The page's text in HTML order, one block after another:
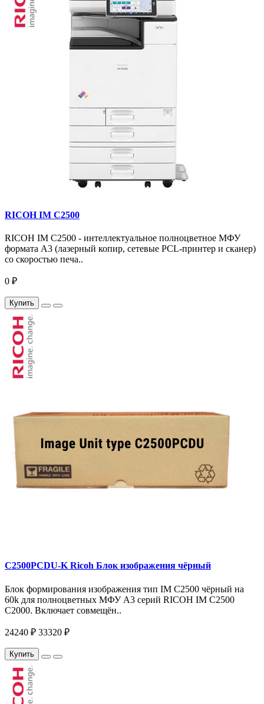
RICOH IM C2500
RICOH IM C2500 - интеллектуальное полноцветное МФУ
формата А3 (лазерный копир, сетевые PCL-принтер и сканер)
со скоростью печа..
0 ₽
Купить
C2500PCDU-K Ricoh Блок изображения чёрный
Блок формирования изображения тип IM C2500 чёрный на
60k для полноцветных МФУ A3 серий RICOH IM C2500
C2000. Включает совмещён..
24240 ₽ 33320 ₽
Купить